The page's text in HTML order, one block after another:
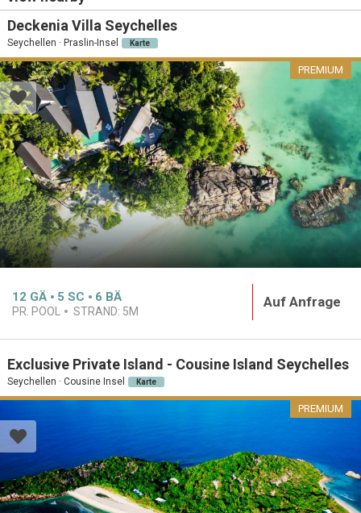
Deckenia Villa Seychelles
Seychellen · Praslin-Insel Karte
PREMIUM
12 GÄ 5 SC 6 BÄ
PR. POOL STRAND: 5M
Auf Anfrage
Exclusive Private Island - Cousine Island Seychelles
Seychellen · Cousine Insel Karte
PREMIUM